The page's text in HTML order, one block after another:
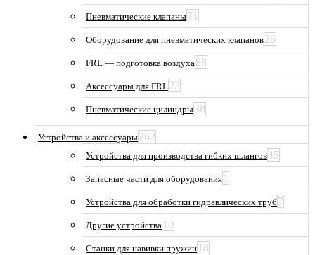
Пневматические клапаны71
Оборудование для пневматических клапанов26
FRL — подготовка воздуха88
Аксессуары для FRL22
Пневматические цилиндры38
Устройства и аксессуары262
Устройства для производства гибких шлангов45
Запасные части для оборудования 1
Устройства для обработки гидравлических труб 7
Другие устройства 10
Станки для навивки пружин 18